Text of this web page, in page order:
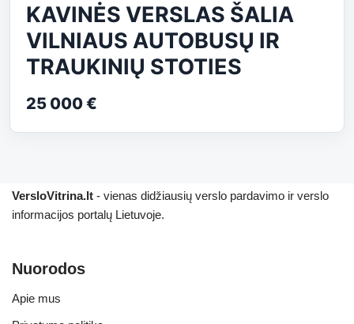
KAVINĖS VERSLAS ŠALIA
VILNIAUS AUTOBUSŲ IR
TRAUKINIŲ STOTIES
25 000 €
VersloVitrina.lt - vienas didžiausių verslo pardavimo ir verslo
informacijos portalų Lietuvoje.
Nuorodos
Apie mus